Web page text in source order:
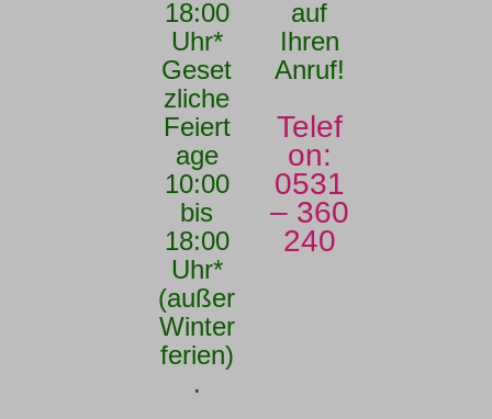
18:00
Uhr*
Geset
zliche
Feiert
age
10:00
bis
18:00
Uhr*
(außer
Winter
ferien)
.
auf
Ihren
Anruf!
Telef
on:
0531
– 360
240